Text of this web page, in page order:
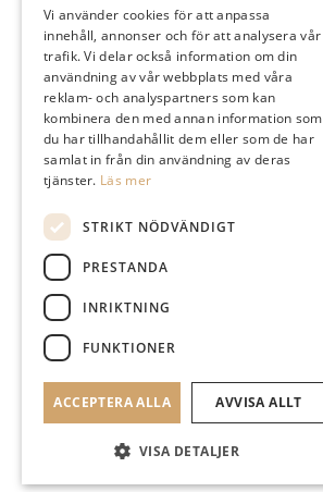
Instagram
Logga In
Menu Menu
Vi använder cookies för att anpassa
innehåll, annonser och för att analysera vår
trafik. Vi delar också information om din
användning av vår webbplats med våra
reklam- och analyspartners som kan
kombinera den med annan information som
du har tillhandahållit dem eller som de har
samlat in från din användning av deras
tjänster. Läs mer
STRIKT NÖDVÄNDIGT
PRESTANDA
INRIKTNING
FUNKTIONER
ACCEPTERA ALLA AVVISA ALLT
VISA DETALJER